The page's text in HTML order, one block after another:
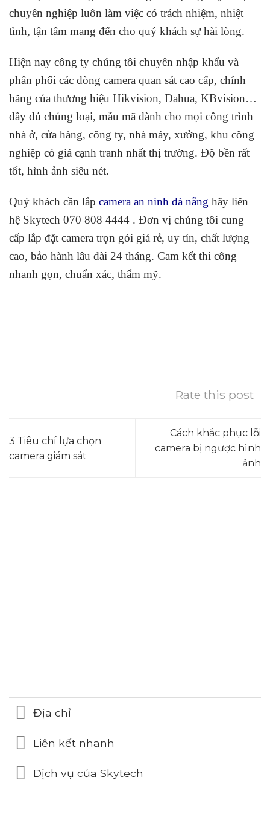
chuyên nghiệp luôn làm việc có trách nhiệm, nhiệt
tình, tận tâm mang đến cho quý khách sự hài lòng.
Hiện nay công ty chúng tôi chuyên nhập khẩu và
phân phối các dòng camera quan sát cao cấp, chính
hãng của thương hiệu Hikvision, Dahua, KBvision…
đầy đủ chủng loại, mẫu mã dành cho mọi công trình
nhà ở, cửa hàng, công ty, nhà máy, xưởng, khu công
nghiệp có giá cạnh tranh nhất thị trường. Độ bền rất
tốt, hình ảnh siêu nét.
Quý khách cần lắp camera an ninh đà nẵng hãy liên
hệ Skytech 070 808 4444 . Đơn vị chúng tôi cung
cấp lắp đặt camera trọn gói giá rẻ, uy tín, chất lượng
cao, bảo hành lâu dài 24 tháng. Cam kết thi công
nhanh gọn, chuẩn xác, thẩm mỹ.
Rate this post
3 Tiêu chí lựa chọn
camera giám sát
Cách khắc phục lỗi
camera bị ngược hình
ảnh
Địa chỉ
Liên kết nhanh
Dịch vụ của Skytech